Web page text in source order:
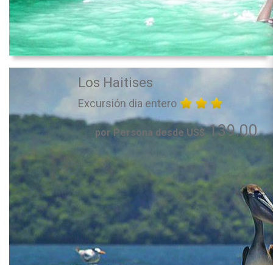
Los Haitises
Excursión dia entero
por Persona desde US$139.00